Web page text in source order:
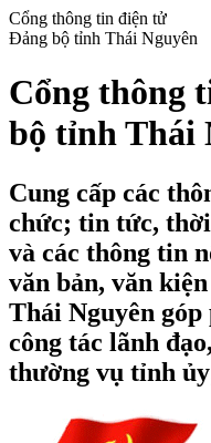
Cổng thông tin điện tử
Đảng bộ tỉnh Thái Nguyên
Cổng thông
bộ tỉnh Thái
Cung cấp các
chức; tin tức,
và các thông tin
văn bản, văn
Thái Nguyên góp
công tác lãnh
thường vụ tỉnh